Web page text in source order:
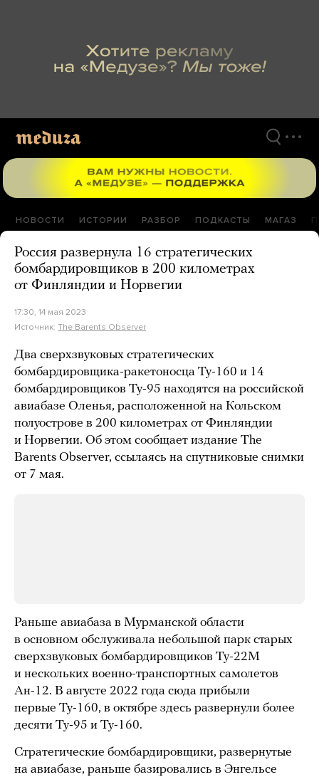
НОВОСТИ ИСТОРИИ РАЗБОР ПОДКАСТЫ МАГАЗ
Россия развернула 16 стратегических
бомбардировщиков в 200 километрах
от Финляндии и Норвегии
17:30, 14 мая 2023
Источник: The Barents Observer
Два сверхзвуковых стратегических
бомбардировщика-ракетоносца Ту-160 и 14
бомбардировщиков Ту-95 находятся на российской
авиабазе Оленья, расположенной на Кольском
полуострове в 200 километрах от Финляндии
и Норвегии. Об этом сообщает издание The
Barents Observer, ссылаясь на спутниковые снимки
от 7 мая.
Раньше авиабаза в Мурманской области
в основном обслуживала небольшой парк старых
сверхзвуковых бомбардировщиков Ту-22М
и нескольких военно-транспортных самолетов
Ан-12. В августе 2022 года сюда прибыли
первые Ту-160, в октябре здесь развернули более
десяти Ту-95 и Ту-160.
Стратегические бомбардировщики, развернутые
на авиабазе, раньше базировались в Энгельсе